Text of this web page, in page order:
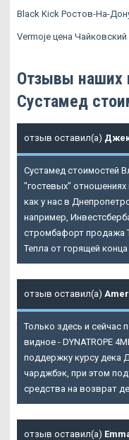
Black Kick Ростов-На-
Vermoje цена Чайковский
Отзывы наших
Сустамед
отзыв оставил(а)
Сустамед стоимостей
"гостевых" отношениях
как у нас в
например,
стромбафорт продажа
Тепла от горящей
отзыв оставил(а)
Только здесь и сейчас
видное - DYNATROPE
поддержку курсу дека
чарджбэк, при этом
средства на возврат
отзыв оставил(а)